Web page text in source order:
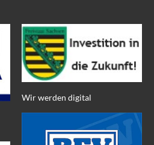
Wir werden digital